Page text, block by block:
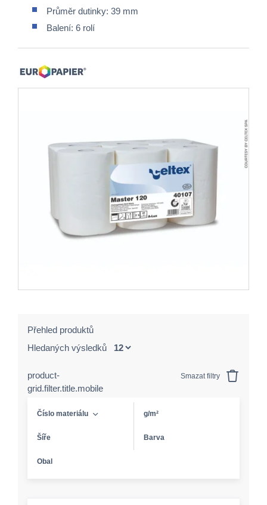
Průměr dutinky: 39 mm
Balení: 6 rolí
Přehled produktů
Hledaných výsledků
product-
grid.filter.title.mobile
Smazat filtry
Číslo materiálu g/m²
Šíře Barva
Obal